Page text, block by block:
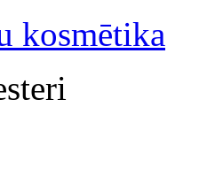
kosmētika